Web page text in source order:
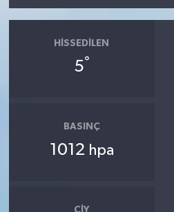
HISSEDILEN
5°
BASINÇ
1012 hpa
ÇIY